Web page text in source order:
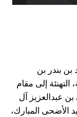
بندر بن
التهنئة إلى مقام
عبدالعزيز آل
الأضحى المبارك،